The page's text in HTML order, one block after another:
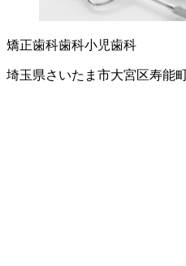
矯正歯科歯科小児歯科
埼玉県さいたま市大宮区寿能